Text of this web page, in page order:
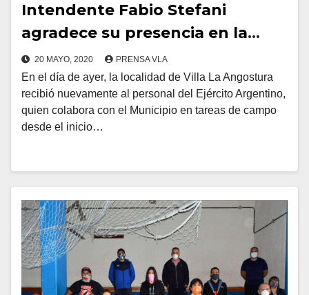
Intendente Fabio Stefani
agradece su presencia en la
localidad
20 MAYO, 2020 PRENSA VLA
En el día de ayer, la localidad de Villa La Angostura
recibió nuevamente al personal del Ejército Argentino,
quien colabora con el Municipio en tareas de campo
desde el inicio…